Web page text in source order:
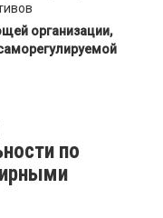
организации,
по